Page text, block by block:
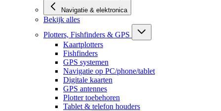
Navigatie & elektronica
Bekijk alles
Plotters, Fishfinders & GPS
Kaartplotters
Fishfinders
GPS systemen
Navigatie op PC/phone/tablet
Digitale kaarten
GPS antennes
Plotter toebehoren
Tablet & telefon houders